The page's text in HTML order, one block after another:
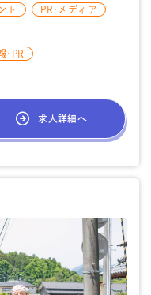
ト PR・メディア
・PR
求人詳細へ